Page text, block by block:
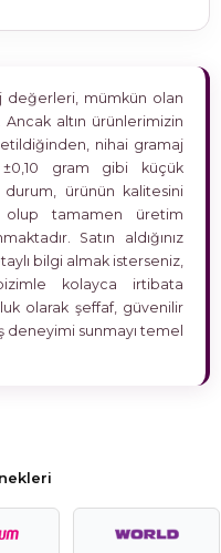
değerleri, mümkün olan
altın ürünlerimizin
nihai gramaj
gram gibi küçük
durum, ürünün kalitesini
tamamen üretim
Satın aldığınız
bilgi almak isterseniz,
kolayca irtibata
olarak şeffaf, güvenilir
deneyimi sunmayı temel